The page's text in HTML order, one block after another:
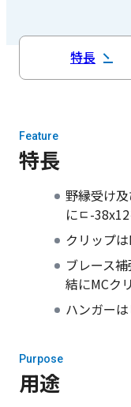
特長
Feature
特長
野縁受け
にﾧ-
クリップは
ブレース
結にMCク
ハンガーは
Purpose
用途